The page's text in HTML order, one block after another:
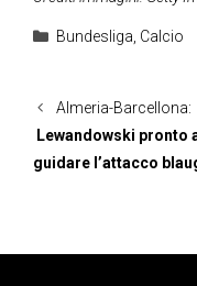
Categorie
Bundesliga, Calcio
Almeria-Barcellona:
Lewandowski pronto
guidare l’attacco